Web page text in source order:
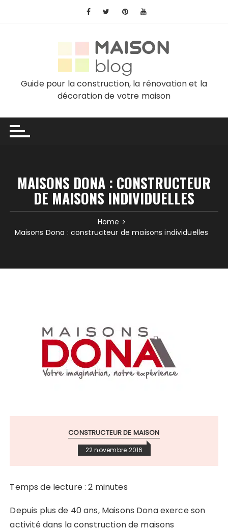
Guide pour la construction, la rénovation et la
décoration de votre maison
MAISONS DONA : CONSTRUCTEUR
DE MAISONS INDIVIDUELLES
Home
Maisons Dona : constructeur de maisons individuelles
CONSTRUCTEUR DE MAISON
22 novembre 2016
Temps de lecture :2 minutes
Depuis plus de 40 ans, Maisons Dona exerce son
activité dans la construction de maisons